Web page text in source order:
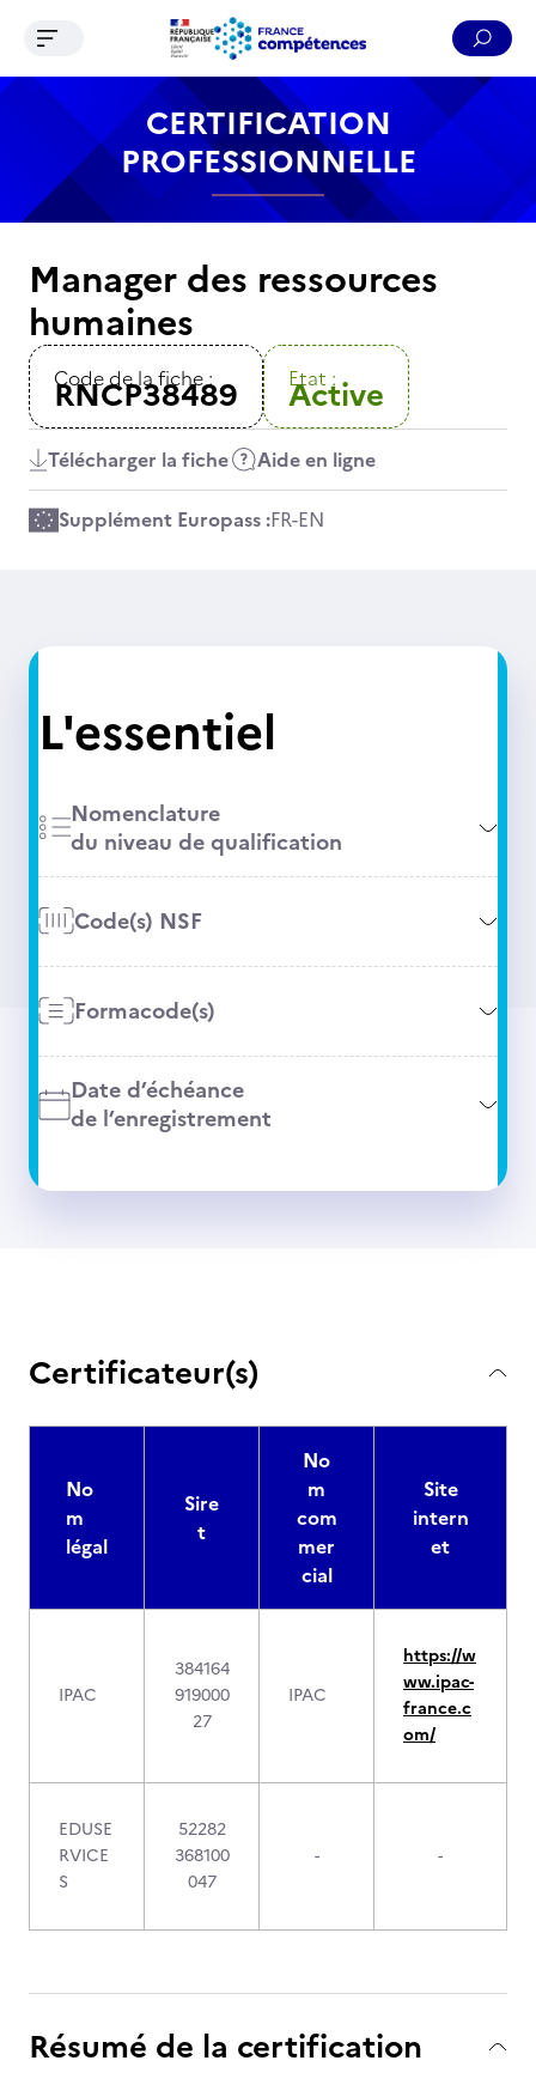
Contenu Recherche Menu Pied de page
Ouvrir le menu de navigation
CERTIFICATION
PROFESSIONNELLE
Manager des ressources
humaines
Code de la fiche :
RNCP38489 Etat :
Active
Télécharger la fiche Aide en ligne
Supplément Europass :FR-EN
L'essentiel
Nomenclature
du niveau de qualification
Code(s) NSF
Formacode(s)
Date d’échéance
de l’enregistrement
Certificateur(s)
No
m
légal
Sire
t
No
m
com
mer
cial
Site
intern
et
IPAC
384164
919000
27
IPAC
https://w
ww.ipac-
france.c
om/
EDUSE
RVICE
S
52282
368100
047
- -
Résumé de la certification